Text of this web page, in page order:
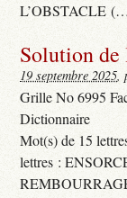
L’OBSTACLE
Solution
19 septembre 2025,
Grille No 6995
Dictionnaire
Mot(s) de 15
lettres :